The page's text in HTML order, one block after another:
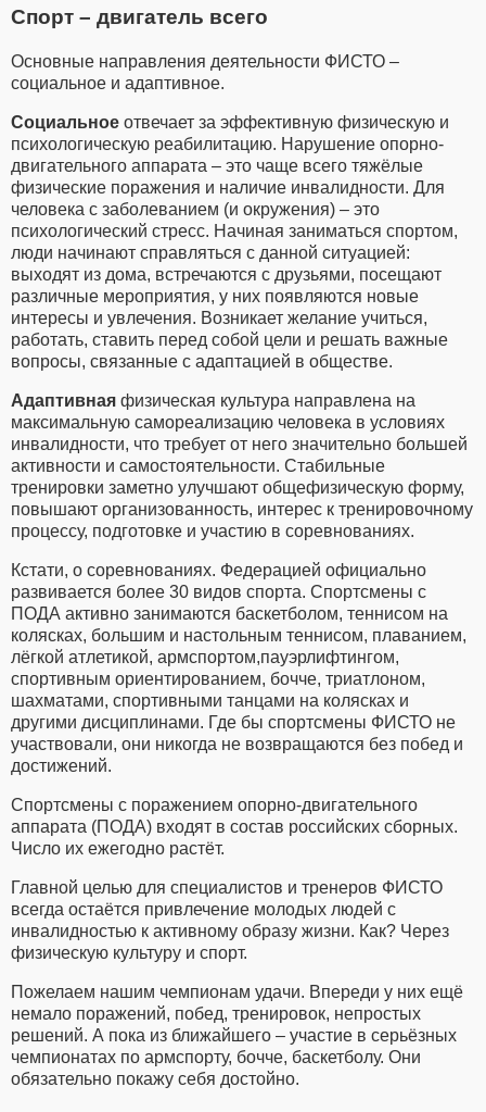
Спорт – двигатель всего
Основные направления деятельности ФИСТО –
социальное и адаптивное.
Социальное отвечает за эффективную физическую и
психологическую реабилитацию. Нарушение опорно-
двигательного аппарата – это чаще всего тяжёлые
физические поражения и наличие инвалидности. Для
человека с заболеванием (и окружения) – это
психологический стресс. Начиная заниматься спортом,
люди начинают справляться с данной ситуацией:
выходят из дома, встречаются с друзьями, посещают
различные мероприятия, у них появляются новые
интересы и увлечения. Возникает желание учиться,
работать, ставить перед собой цели и решать важные
вопросы, связанные с адаптацией в обществе.
Адаптивная физическая культура направлена на
максимальную самореализацию человека в условиях
инвалидности, что требует от него значительно большей
активности и самостоятельности. Стабильные
тренировки заметно улучшают общефизическую форму,
повышают организованность, интерес к тренировочному
процессу, подготовке и участию в соревнованиях.
Кстати, о соревнованиях. Федерацией официально
развивается более 30 видов спорта. Спортсмены с
ПОДА активно занимаются баскетболом, теннисом на
колясках, большим и настольным теннисом, плаванием,
лёгкой атлетикой, армспортом,пауэрлифтингом,
спортивным ориентированием, бочче, триатлоном,
шахматами, спортивными танцами на колясках и
другими дисциплинами. Где бы спортсмены ФИСТО не
участвовали, они никогда не возвращаются без побед и
достижений.
Спортсмены с поражением опорно-двигательного
аппарата (ПОДА) входят в состав российских сборных.
Число их ежегодно растёт.
Главной целью для специалистов и тренеров ФИСТО
всегда остаётся привлечение молодых людей с
инвалидностью к активному образу жизни. Как? Через
физическую культуру и спорт.
Пожелаем нашим чемпионам удачи. Впереди у них ещё
немало поражений, побед, тренировок, непростых
решений. А пока из ближайшего – участие в серьёзных
чемпионатах по армспорту, бочче, баскетболу. Они
обязательно покажу себя достойно.